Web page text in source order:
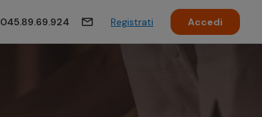
045.89.69.924 Registrati Accedi